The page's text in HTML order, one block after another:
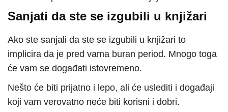
Sanjati da ste se izgubili u knjižari
Ako ste sanjali da ste se izgubili u knjižari to
implicira da je pred vama buran period. Mnogo toga
će vam se događati istovremeno.
Nešto će biti prijatno i lepo, ali će uslediti i događaji
koji vam verovatno neće biti korisni i dobri.